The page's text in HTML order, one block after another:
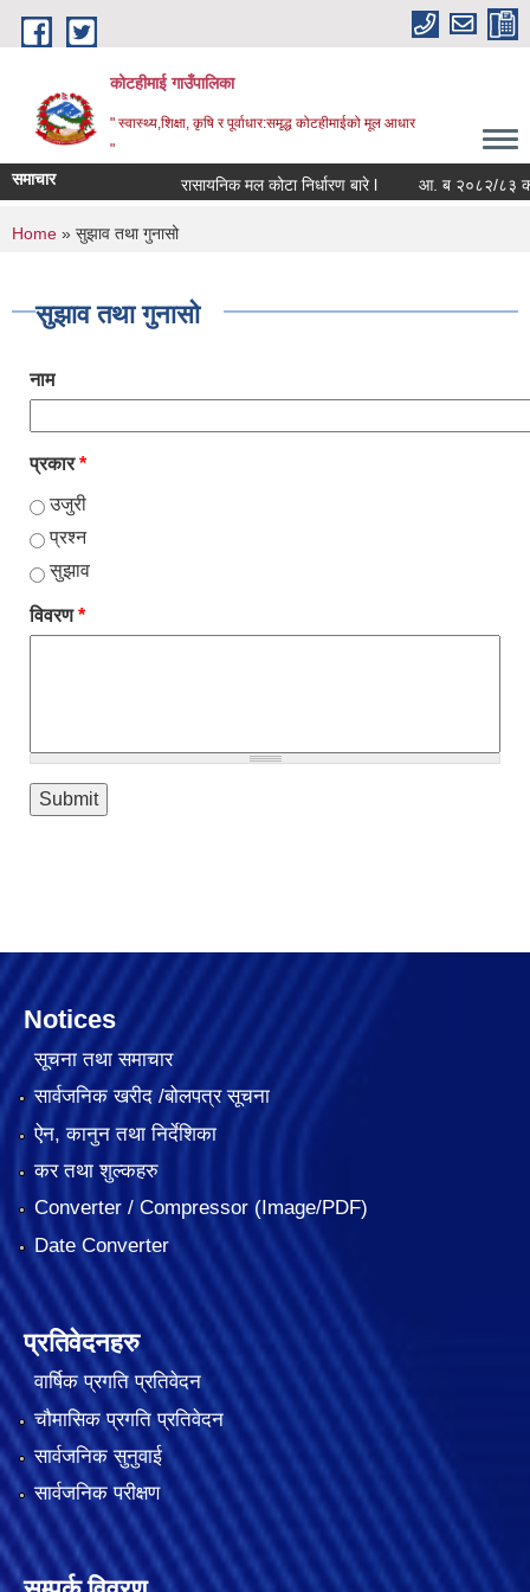
Skip to main content
कोटहीमाई गाउँपालिका
" स्वास्थ्य,शिक्षा, कृषि र पूर्वाधार:समृद्ध कोटहीमाईको मूल आधार
"
समाचार रासायनिक मल कोटा निर्धारण बारे l आ. ब २०८२/८३ को
You are here
Home » सुझाव तथा गुनासो
सुझाव तथा गुनासो
नाम
प्रकार*
उजुरी
प्रश्न
सुझाव
विवरण*
Notices
सूचना तथा समाचार
सार्वजनिक खरीद /बोलपत्र सूचना
ऐन, कानुन तथा निर्देशिका
कर तथा शुल्कहरु
Converter / Compressor (Image/PDF)
Date Converter
प्रतिवेदनहरु
वार्षिक प्रगति प्रतिवेदन
चौमासिक प्रगति प्रतिवेदन
सार्वजनिक सुनुवाई
सार्वजनिक परीक्षण